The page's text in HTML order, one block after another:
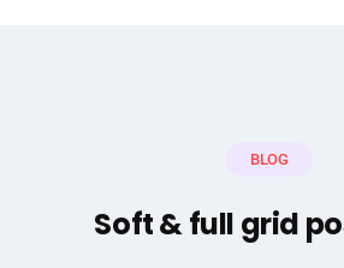
BLOG
Soft & full grid